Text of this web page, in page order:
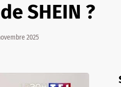
SHEIN ?
2025